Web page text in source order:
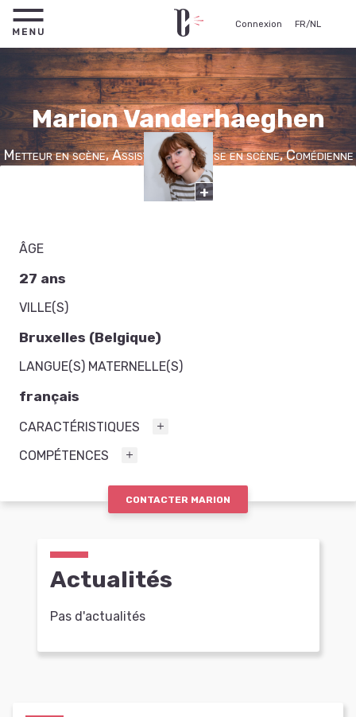
Connexion FR/NL
Marion Vanderhaeghen
Metteur en scène, Assistante à la mise en scène, Comédienne
+
ÂGE
27 ans
VILLE(S)
Bruxelles (Belgique)
LANGUE(S) MATERNELLE(S)
français
CARACTÉRISTIQUES
COMPÉTENCES
CONTACTER MARION
Actualités
Pas d'actualités